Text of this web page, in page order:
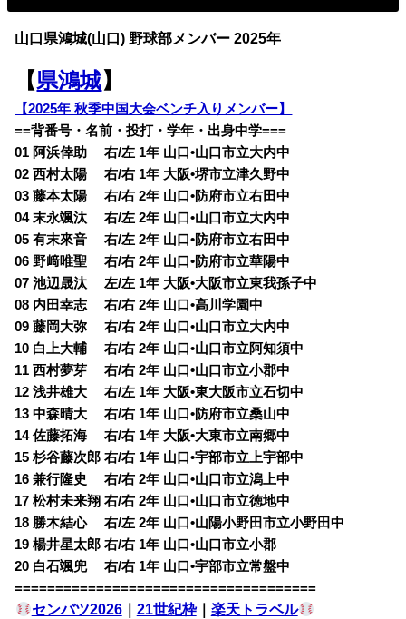
山口県鴻城(山口) 野球部メンバー 2025年
【県鴻城】
【2025年 秋季中国大会ベンチ入りメンバー】
==背番号・名前・投打・学年・出身中学===
01 阿浜倖助 右/左 1年 山口•山口市立大内中
02 西村太陽 右/右 1年 大阪•堺市立津久野中
03 藤本太陽 右/右 2年 山口•防府市立右田中
04 末永颯汰 右/左 2年 山口•山口市立大内中
05 有末來音 右/左 2年 山口•防府市立右田中
06 野﨑唯聖 右/右 2年 山口•防府市立華陽中
07 池辺晟汰 左/左 1年 大阪•大阪市立東我孫子中
08 内田幸志 右/右 2年 山口•高川学園中
09 藤岡大弥 右/右 2年 山口•山口市立大内中
10 白上大輔 右/右 2年 山口•山口市立阿知須中
11 西村夢芽 右/右 2年 山口•山口市立小郡中
12 浅井雄大 右/左 1年 大阪•東大阪市立石切中
13 中森晴大 右/右 1年 山口•防府市立桑山中
14 佐藤拓海 右/右 1年 大阪•大東市立南郷中
15 杉谷藤次郎 右/右 1年 山口•宇部市立上宇部中
16 兼行隆史 右/右 2年 山口•山口市立潟上中
17 松村未来翔 右/右 2年 山口•山口市立徳地中
18 勝木結心 右/左 2年 山口•山陽小野田市立小野田中
19 楊井星太郎 右/右 1年 山口•山口市立小郡
20 白石颯兜 右/右 1年 山口•宇部市立常盤中
=====================================
センバツ2026｜ 21世紀枠｜ 楽天トラベル